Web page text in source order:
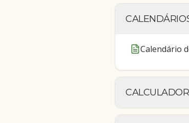
Calendário